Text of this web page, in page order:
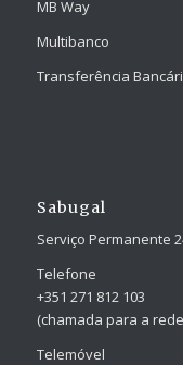
MB Way
Multibanco
Transferência
Sabugal
Serviço Permanente
Telefone
+351 271 812 103
(chamada para a
Telemóvel